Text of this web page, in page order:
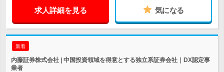
求人詳細を見る 気になる
新着
内藤証券株式会社 | 中国投資領域を得意とする独立系証券会社｜DX認定事
業者